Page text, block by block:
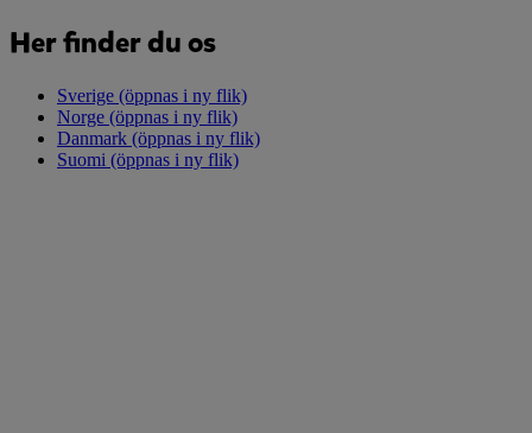
Her finder du os
Sverige (öppnas i ny flik)
Norge (öppnas i ny flik)
Danmark (öppnas i ny flik)
Suomi (öppnas i ny flik)